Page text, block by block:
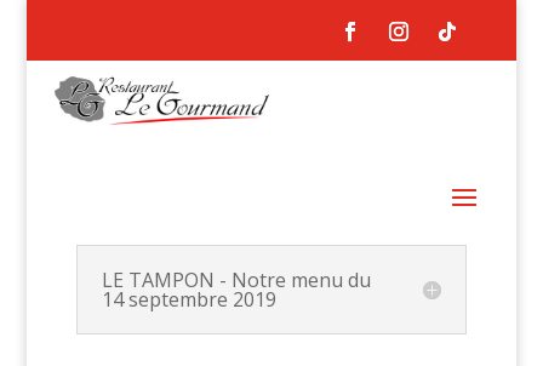
LE TAMPON - Notre menu du
14 septembre 2019